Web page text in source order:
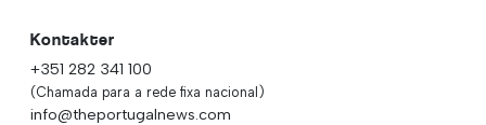
Kontakter
+351 282 341 100
(Chamada para a rede fixa nacional)
info@theportugalnews.com